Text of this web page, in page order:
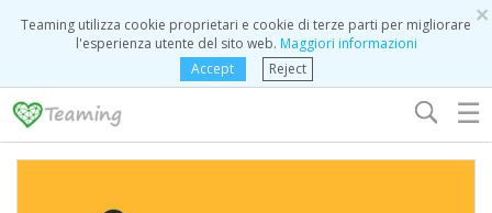
×
Teaming utilizza cookie proprietari e cookie di terze parti per migliorare
l'esperienza utente del sito web. Maggiori informazioni
Accept
Reject
☰